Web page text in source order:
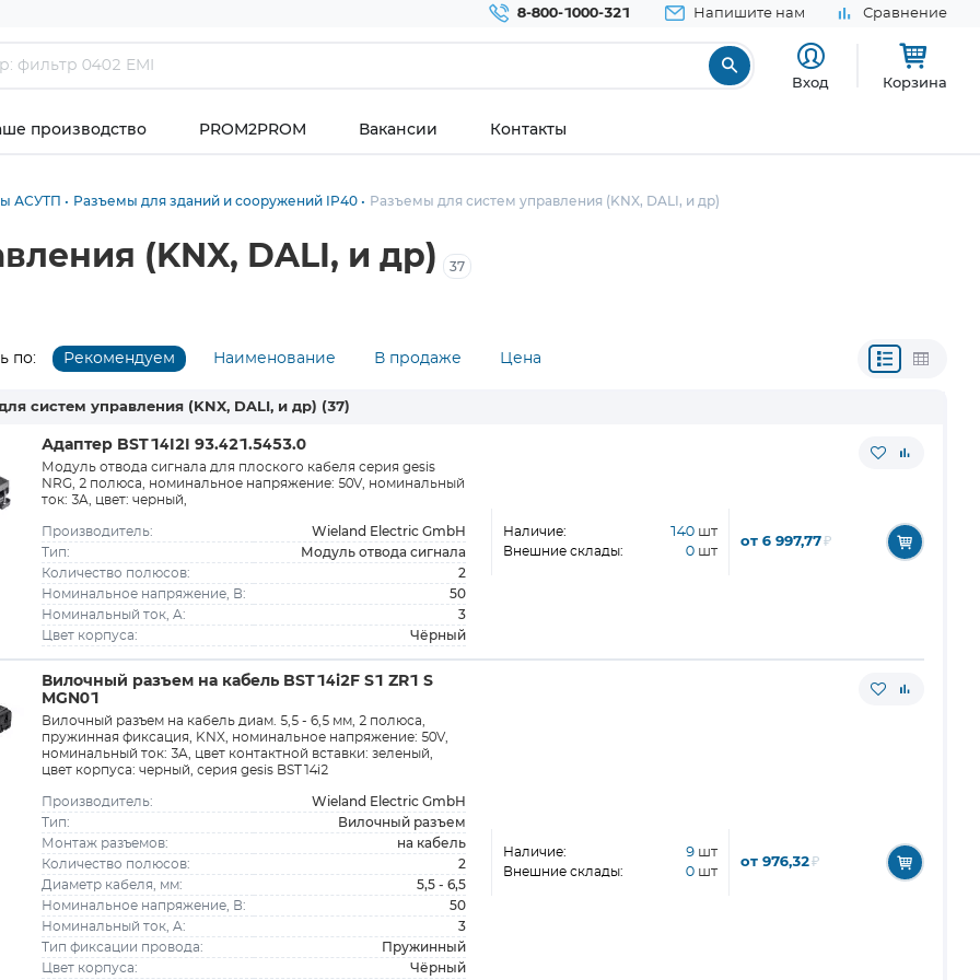
8-800-1000-321 Напишите нам Сравнение
Вход Корзина
производство PROM2PROM Вакансии Контакты
АСУТП Разъемы для зданий и сооружений IP40 Разъемы для систем управления (KNX, DALI, и др)
(KNX, DALI, и др) 37
по: Рекомендуем Наименование В продаже Цена
систем управления (KNX, DALI, и др) (37)
Адаптер BST14I2I 93.421.5453.0
Модуль отвода сигнала для плоского кабеля серия gesis
NRG, 2 полюса, номинальное напряжение: 50V, номинальный
ток: 3A, цвет: черный,
Производитель: Wieland Electric GmbH
Тип: Модуль отвода сигнала
Количество полюсов: 2
Номинальное напряжение, В: 50
Номинальный ток, A: 3
Цвет корпуса: Чёрный
Наличие: 140 шт
Внешние склады: 0 шт
от 6 997,77₽
Вилочный разъем на кабель BST14i2F S1 ZR1 S
MGN01
Вилочный разъем на кабель диам. 5,5 - 6,5 мм, 2 полюса,
пружинная фиксация, KNX, номинальное напряжение: 50V,
номинальный ток: 3A, цвет контактной вставки: зеленый,
цвет корпуса: черный, серия gesis BST14i2
Производитель: Wieland Electric GmbH
Тип: Вилочный разъем
Монтаж разъемов: на кабель
Количество полюсов: 2
Диаметр кабеля, мм: 5,5 - 6,5
Номинальное напряжение, В: 50
Номинальный ток, A: 3
Тип фиксации провода: Пружинный
Цвет корпуса: Чёрный
Наличие: 9 шт
Внешние склады: 0 шт
от 976,32₽